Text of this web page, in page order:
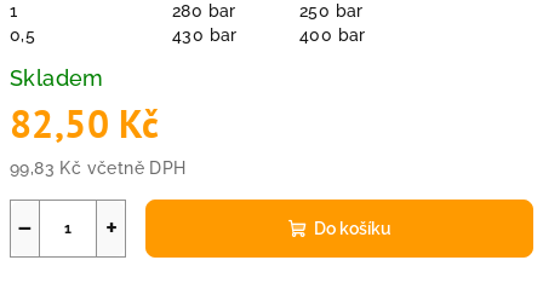
1
280 bar
250 bar
0,5
430 bar 400 bar
Skladem
82,50 Kč
99,83 Kč včetně DPH
+
− Do košíku